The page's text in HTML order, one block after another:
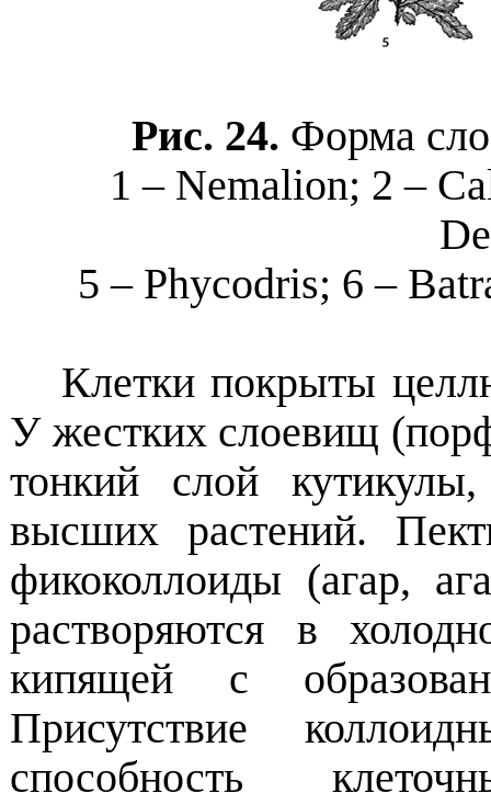
Рис. 24. Форма
1 – Nemalion; 2 –
5 – Phycodris; 6 –
Клетки покрыты
У жестких слоевищ
тонкий слой
высших растений.
фикоколлоиды (агар,
растворяются в
кипящей с
Присутствие
способность